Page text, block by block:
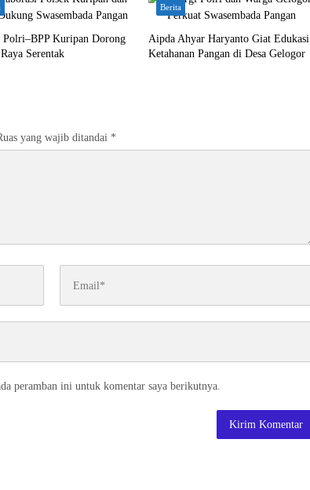
Polri–BPP Kuripan Dorong
Serentak
Berita
Aipda Ahyar Haryanto Giat Edukasi
Ketahanan Pangan di Desa Gelogor
yang wajib ditandai *
peramban ini untuk komentar saya berikutnya.